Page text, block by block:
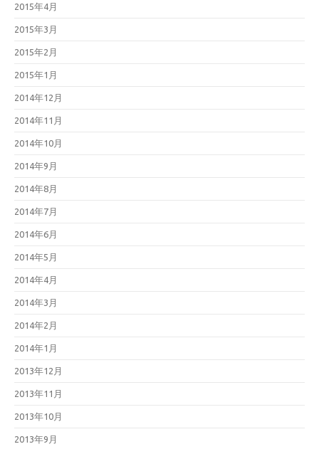
2015年4月
2015年3月
2015年2月
2015年1月
2014年12月
2014年11月
2014年10月
2014年9月
2014年8月
2014年7月
2014年6月
2014年5月
2014年4月
2014年3月
2014年2月
2014年1月
2013年12月
2013年11月
2013年10月
2013年9月